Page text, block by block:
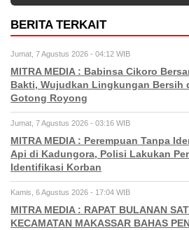
BERITA TERKAIT
Jumat, 7 Agustus 2026 - 04:12 WIB
MITRA MEDIA : Babinsa Cikoro
Bakti, Wujudkan Lingkungan Bersih
Gotong Royong
Jumat, 7 Agustus 2026 - 03:16 WIB
MITRA MEDIA : Perempuan Tanpa
Api di Kadungora, Polisi Lakukan
Identifikasi Korban
Kamis, 6 Agustus 2026 - 17:04 WIB
MITRA MEDIA : RAPAT BULANAN
KECAMATAN MAKASSAR BAHAS